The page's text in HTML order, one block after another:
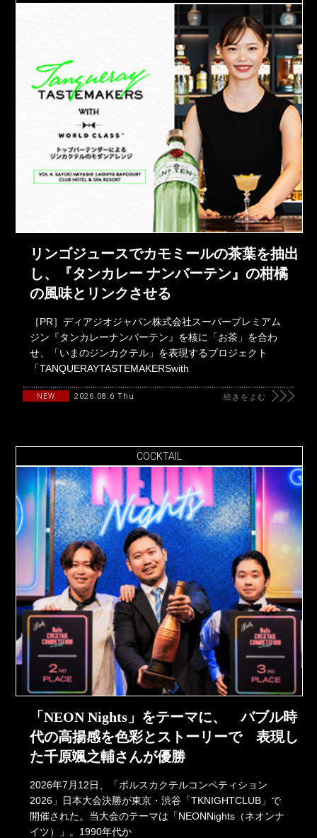
リンゴジュースでカモミールの茶葉を抽出
し、『タンカレー ナンバーテン』の柑橘
の風味とリンクさせる
［PR］ディアジオジャパン株式会社スーパープレミアム
ジン『タンカレーナンバーテン』を核に「お茶」を合わ
せ、「いまのジンカクテル」を表現するプロジェクト
「TANQUERAYTASTEMAKERSwith
NEW 2026.08.6 Thu 続きをよむ
COCKTAIL
「NEON Nights」をテーマに、 バブル時
代の高揚感を色彩とストーリーで 表現し
た千原颯之輔さんが優勝
2026年7月12日、「ボルスカクテルコンペティション
2026」日本大会決勝が東京・渋谷「TKNIGHTCLUB」で
開催された。当大会のテーマは「NEONNights（ネオンナ
イツ）」。1990年代か